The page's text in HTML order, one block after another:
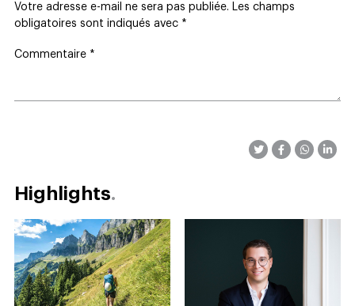
Votre adresse e-mail ne sera pas publiée.
Les champs
obligatoires sont indiqués avec *
Commentaire *
Highlights